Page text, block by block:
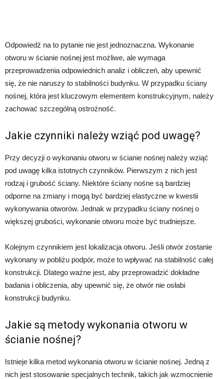
Odpowiedź na to pytanie nie jest jednoznaczna. Wykonanie
otworu w ścianie nośnej jest możliwe, ale wymaga
przeprowadzenia odpowiednich analiz i obliczeń, aby upewnić
się, że nie naruszy to stabilności budynku. W przypadku ściany
nośnej, która jest kluczowym elementem konstrukcyjnym, należy
zachować szczególną ostrożność.
Jakie czynniki należy wziąć pod uwagę?
Przy decyzji o wykonaniu otworu w ścianie nośnej należy wziąć
pod uwagę kilka istotnych czynników. Pierwszym z nich jest
rodzaj i grubość ściany. Niektóre ściany nośne są bardziej
odporne na zmiany i mogą być bardziej elastyczne w kwestii
wykonywania otworów. Jednak w przypadku ściany nośnej o
większej grubości, wykonanie otworu może być trudniejsze.
Kolejnym czynnikiem jest lokalizacja otworu. Jeśli otwór zostanie
wykonany w pobliżu podpór, może to wpływać na stabilność całej
konstrukcji. Dlatego ważne jest, aby przeprowadzić dokładne
badania i obliczenia, aby upewnić się, że otwór nie osłabi
konstrukcji budynku.
Jakie są metody wykonania otworu w
ścianie nośnej?
Istnieje kilka metod wykonania otworu w ścianie nośnej. Jedną z
nich jest stosowanie specjalnych technik, takich jak wzmocnienie